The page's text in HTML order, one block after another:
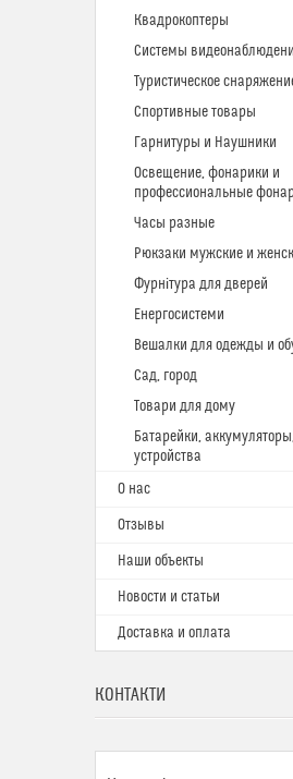
Квадрокоптеры
Системы
Туристическое
Спортивные товары
Гарнитуры и Наушники
Освещение, фонарики и
профессиональные
Часы разные
Рюкзаки мужские и
Фурнітура для дверей
Енергосистеми
Вешалки для одежды и
Сад, город
Товари для дому
Батарейки,
устройства
О нас
Отзывы
Наши объекты
Новости и статьи
Доставка и оплата
КОНТАКТИ